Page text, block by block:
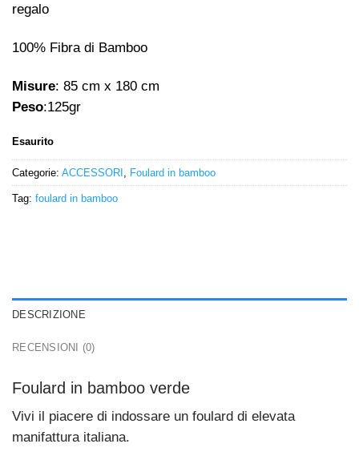
regalo
100% Fibra di Bamboo
Misure: 85 cm x 180 cm
Peso:125gr
Esaurito
Categorie: ACCESSORI Foulard in bamboo
Tag: foulard in bamboo
DESCRIZIONE
RECENSIONI (0)
Foulard in bamboo verde
Vivi il piacere di indossare un foulard di elevata
manifattura italiana.